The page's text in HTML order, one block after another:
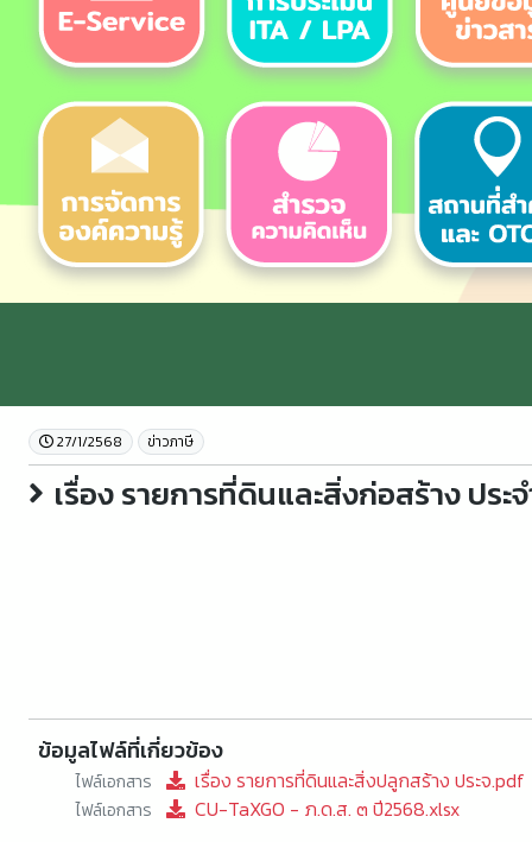
27/1/2568 ข่าวภาษี
เรื่อง รายการที่ดินและสิ่งก่อสร้าง ประ
ข้อมูลไฟล์ที่เกี่ยวข้อง
ไฟล์เอกสาร เรื่อง รายการที่ดินและสิ่งปลูกสร้าง ประจ.pdf
ไฟล์เอกสาร CU-TaXGO - ภ.ด.ส. ๓ ปี2568.xlsx